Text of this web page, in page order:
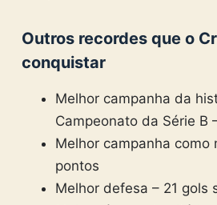
Outros recordes que o
conquistar
Melhor campanha da
Campeonato da Série B
Melhor campanha como
pontos
Melhor defesa – 21 gols